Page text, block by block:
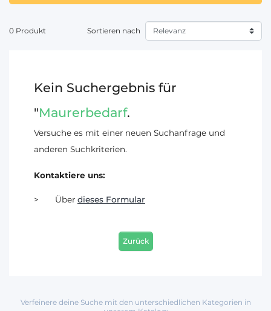
0 Produkt Sortieren nach
Kein Suchergebnis für
"Maurerbedarf.
Versuche es mit einer neuen Suchanfrage und
anderen Suchkriterien.
Kontaktiere uns:
Über dieses Formular
Zurück
Verfeinere deine Suche mit den unterschiedlichen Kategorien in